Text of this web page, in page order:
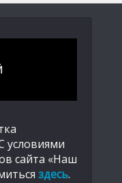
условиями
сайта «Наш
здесь.